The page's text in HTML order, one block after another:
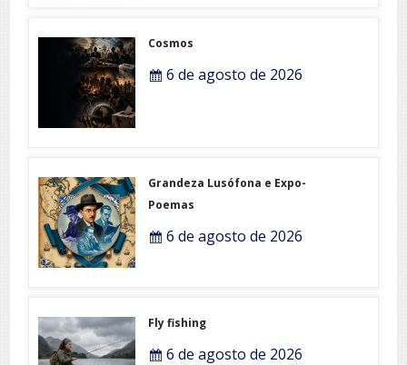
Cosmos
6 de agosto de 2026
Grandeza Lusófona e Expo-
Poemas
6 de agosto de 2026
Fly fishing
6 de agosto de 2026